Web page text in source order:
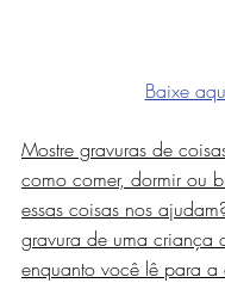
Baixe
Mostre gravuras de
como comer, dormir ou
essas coisas nos
gravura de uma criança
enquanto você lê para a